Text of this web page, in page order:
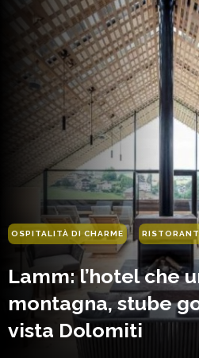
OSPITALITÀ DI CHARME
Lamm: l’hotel che
montagna, stube
vista Dolomiti